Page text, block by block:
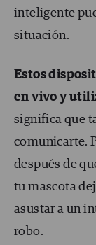
inteligente
situación.
Estos
en vivo y
significa que
comunicarte.
después de
tu mascota
asustar a un
robo.